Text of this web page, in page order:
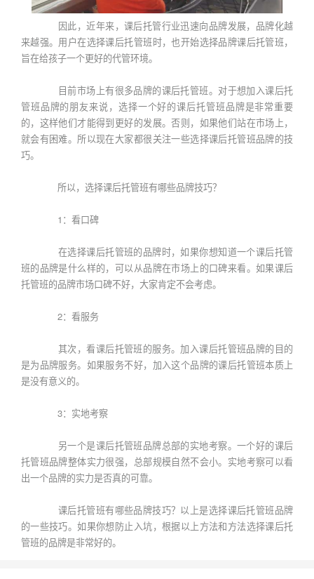
因此，近年来，课后托管行业迅速向品牌发展，品牌化越
来越强。用户在选择课后托管班时，也开始选择品牌课后托管班，
旨在给孩子一个更好的代管环境。
目前市场上有很多品牌的课后托管班。对于想加入课后托
管班品牌的朋友来说，选择一个好的课后托管班品牌是非常重要
的，这样他们才能得到更好的发展。否则，如果他们站在市场上，
就会有困难。所以现在大家都很关注一些选择课后托管班品牌的技
巧。
所以，选择课后托管班有哪些品牌技巧？
1：看口碑
在选择课后托管班的品牌时，如果你想知道一个课后托管
班的品牌是什么样的，可以从品牌在市场上的口碑来看。如果课后
托管班的品牌市场口碑不好，大家肯定不会考虑。
2：看服务
其次，看课后托管班的服务。加入课后托管班品牌的目的
是为品牌服务。如果服务不好，加入这个品牌的课后托管班本质上
是没有意义的。
3：实地考察
另一个是课后托管班品牌总部的实地考察。一个好的课后
托管班品牌整体实力很强，总部规模自然不会小。实地考察可以看
出一个品牌的实力是否真的可靠。
课后托管班有哪些品牌技巧？以上是选择课后托管班品牌
的一些技巧。如果你想防止入坑，根据以上方法和方法选择课后托
管班的品牌是非常好的。